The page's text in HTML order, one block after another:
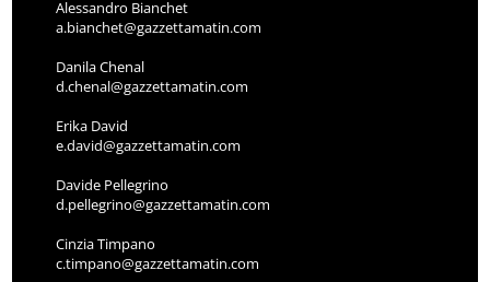
Alessandro Bianchet
a.bianchet@gazzettamatin.com
Danila Chenal
d.chenal@gazzettamatin.com
Erika David
e.david@gazzettamatin.com
Davide Pellegrino
d.pellegrino@gazzettamatin.com
Cinzia Timpano
c.timpano@gazzettamatin.com